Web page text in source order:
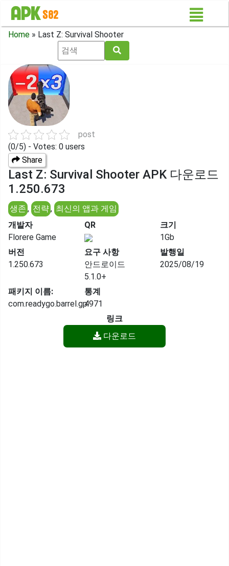
Home » Last Z: Survival Shooter
post
(0/5) - Votes: 0 users
Share
Last Z: Survival Shooter APK 다운로드
1.250.673
생존 , 전략, 최신의 앱과 게임
개발자
Florere Game
QR
크기
1Gb
버전
1.250.673
요구 사항
안드로이드
5.1.0+
발행일
2025/08/19
패키지 이름:
com.readygo.barrel.gp
통계
4971
링크
다운로드